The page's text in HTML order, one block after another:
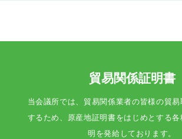
貿易関係証明書
当会議所では、貿易関係業者の皆様の貿
するため、原産地証明書をはじめとする
明を発給しております。